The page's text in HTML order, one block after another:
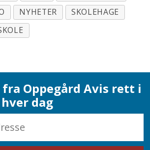
NYHETER
SKOLEHAGE
Oppegård Avis rett i
dag